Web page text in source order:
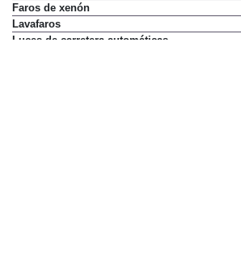
Faros de xenón
Lavafaros
Luces de carretera automáticas